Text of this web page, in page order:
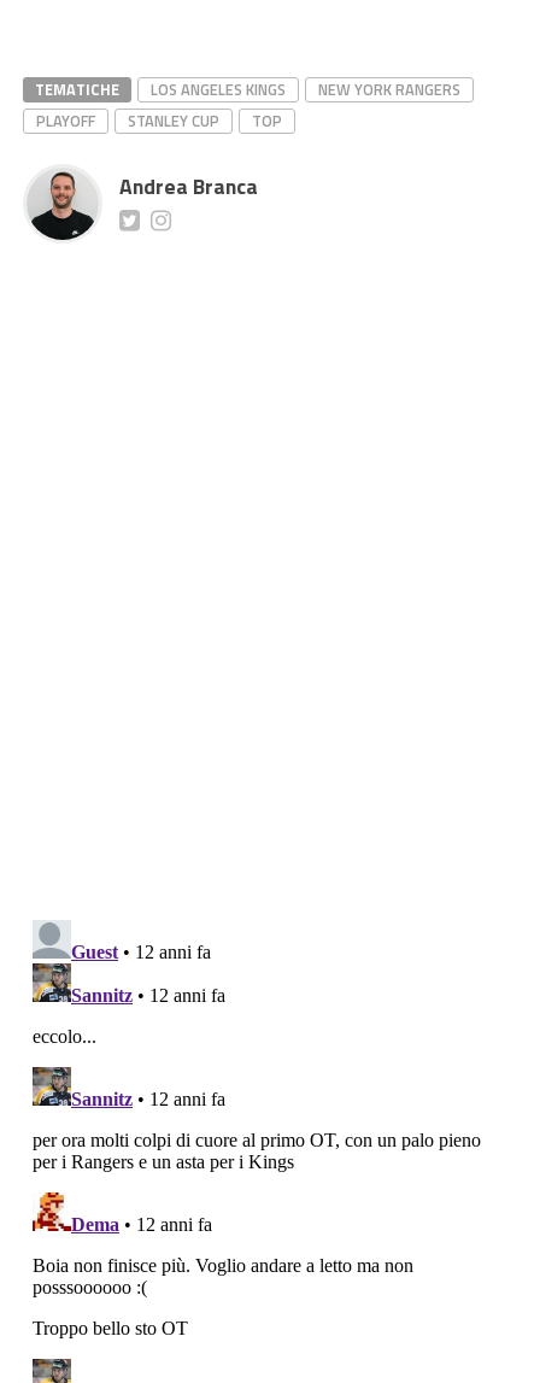
TEMATICHE LOS ANGELES KINGS
NEW YORK RANGERS
PLAYOFF
STANLEY CUP TOP
Andrea Branca